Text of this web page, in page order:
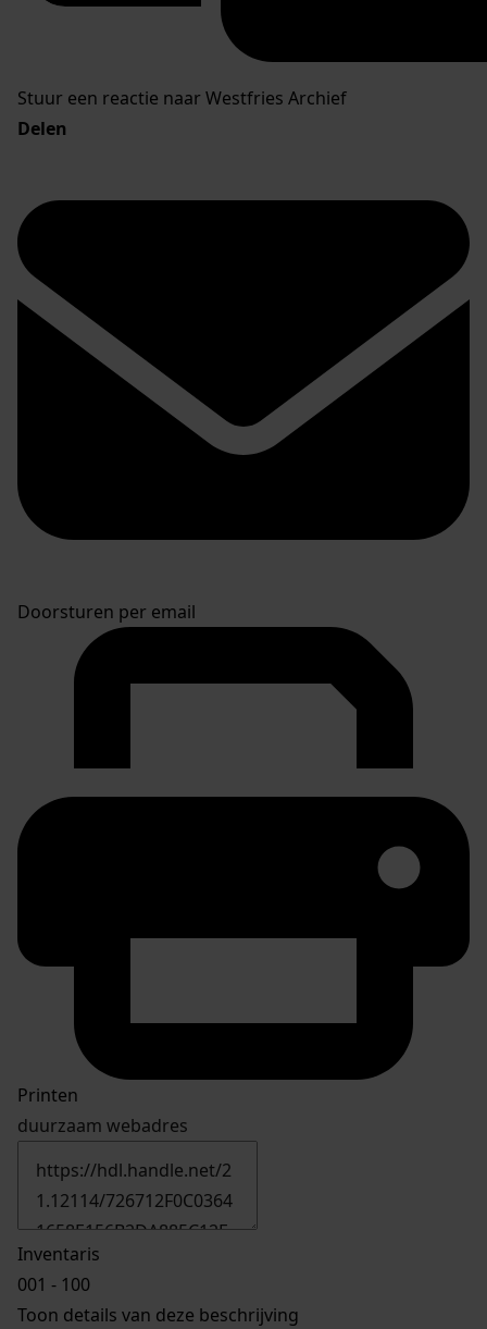
Stuur een reactie naar Westfries Archief
Delen
Doorsturen per email
Printen
duurzaam webadres
Inventaris
001 - 100
Toon details van deze beschrijving